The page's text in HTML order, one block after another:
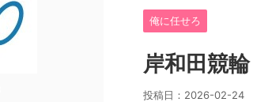
俺に任せろ
岸和田競輪
投稿日： 2026-02-24